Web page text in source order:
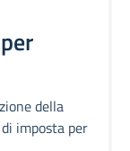
della
imposta per